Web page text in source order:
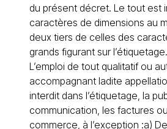
du présent décret. Le tout est
caractères de dimensions au
deux tiers de celles des
grands figurant sur l’étiquetage.
L’emploi de tout qualitatif ou
accompagnant ladite
interdit dans l’étiquetage, la
communication, les factures
commerce, à l’exception :a)